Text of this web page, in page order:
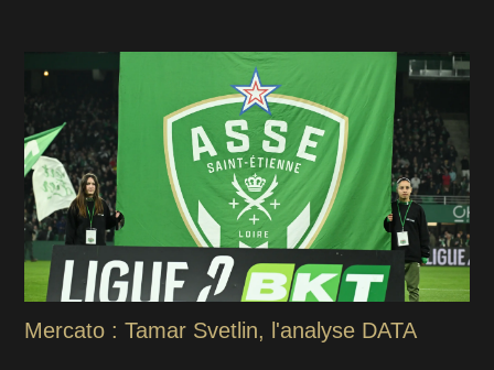
Mercato : Tamar Svetlin, l'analyse DATA